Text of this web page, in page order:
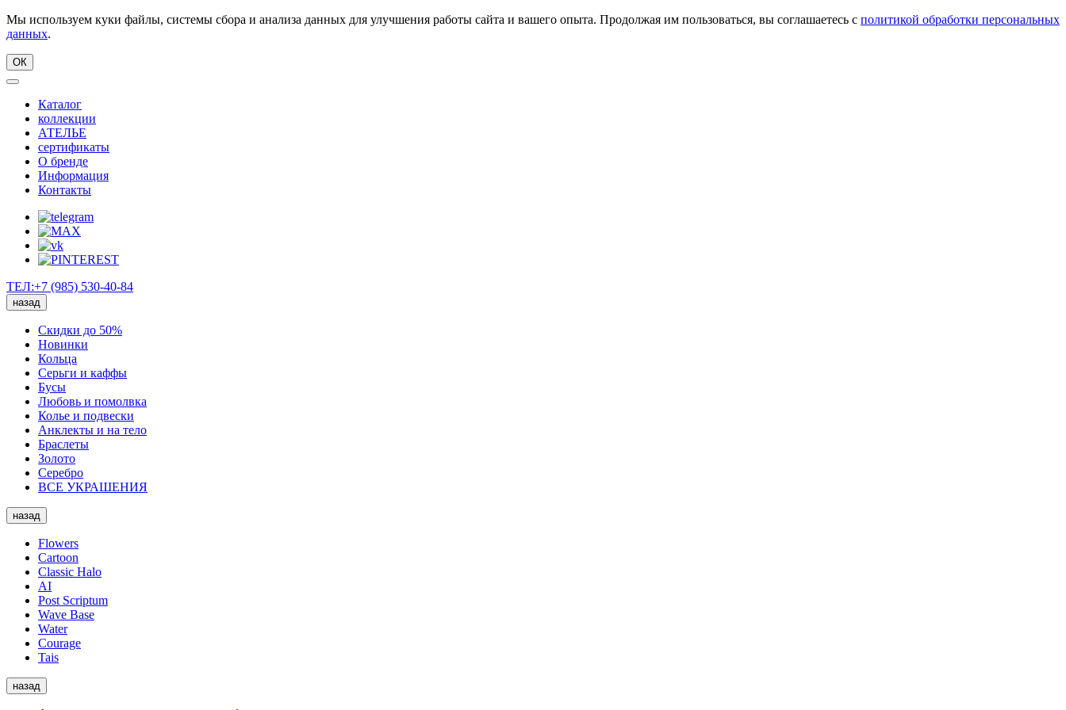
Мы используем куки файлы, системы сбора и анализа данных для улучшения работы сайта и вашего опыта. Продолжая им пользоваться, вы соглашаетесь с политикой обработки персональных
данных.
ОК
Каталог
коллекции
АТЕЛЬЕ
сертификаты
О бренде
Информация
Контакты
ТЕЛ:+7 (985) 530-40-84
назад
Скидки до 50%
Новинки
Кольца
Серьги и каффы
Бусы
Любовь и помолвка
Колье и подвески
Анклекты и на тело
Браслеты
Золото
Серебро
ВСЕ УКРАШЕНИЯ
назад
Flowers
Cartoon
Classic Halo
AI
Post Scriptum
Wave Base
Water
Courage
Tais
назад